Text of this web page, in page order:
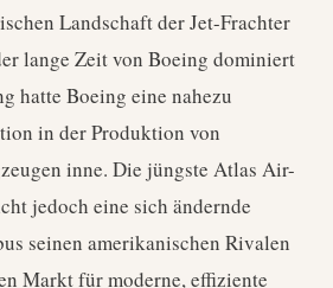
Landschaft der Jet-Frachter
lange Zeit von Boeing dominiert
hatte Boeing eine nahezu
in der Produktion von
inne. Die jüngste Atlas Air-
jedoch eine sich ändernde
seinen amerikanischen Rivalen
Markt für moderne, effiziente